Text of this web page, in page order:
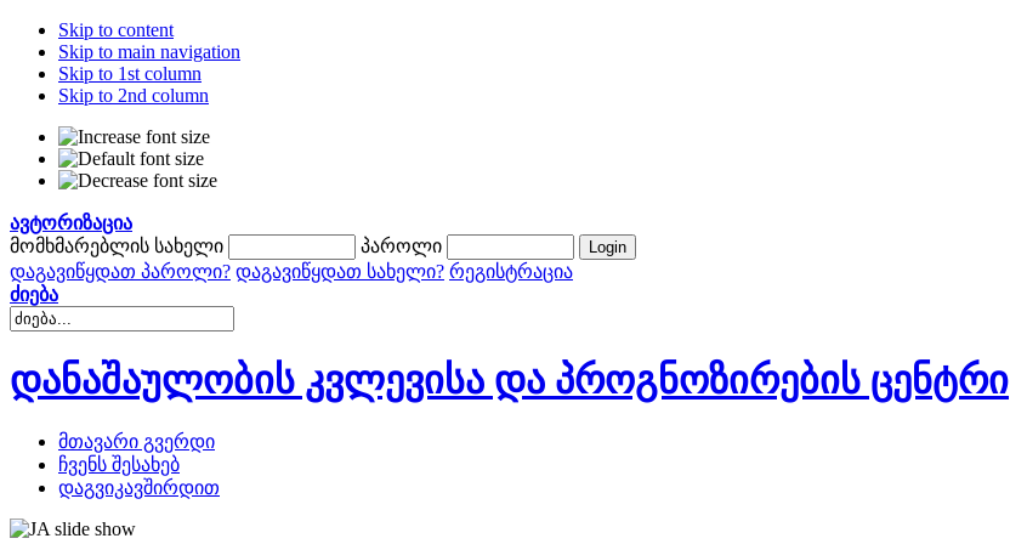
Skip to content
Skip to main navigation
Skip to 1st column
Skip to 2nd column
ავტორიზაცია
მომხმარებლის სახელი
პაროლი
დაგავიწყდათ პაროლი? დაგავიწყდათ სახელი? რეგისტრაცია
ძიება
დანაშაულობის კვლევისა და პროგნოზირების ცენტრი
მთავარი გვერდი
ჩვენს შესახებ
დაგვიკავშირდით